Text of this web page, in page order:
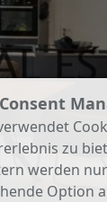
Consent
zu
werden
Option